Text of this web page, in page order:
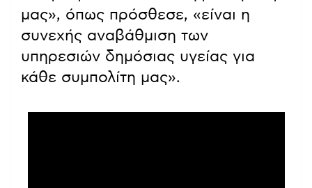
μας», όπως πρόσθεσε, «είναι η
συνεχής αναβάθμιση των
υπηρεσιών δημόσιας υγείας για
κάθε συμπολίτη μας».